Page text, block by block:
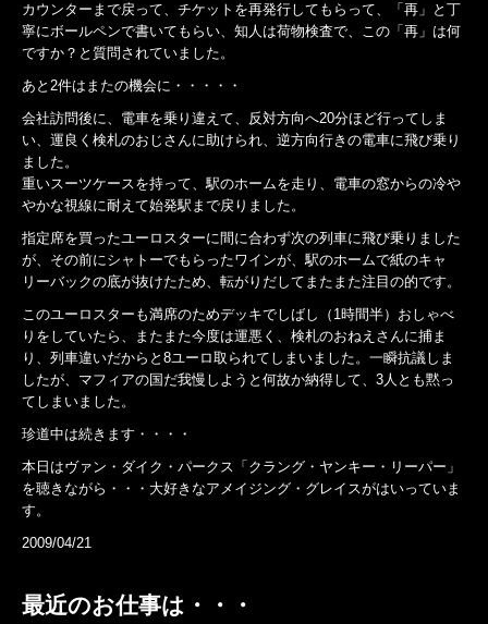
カウンターまで戻って、チケットを再発行してもらって、「再」と丁
寧にボールペンで書いてもらい、知人は荷物検査で、この「再」は何
ですか？と質問されていました。
あと2件はまたの機会に・・・・・
会社訪問後に、電車を乗り違えて、反対方向へ20分ほど行ってしま
い、運良く検札のおじさんに助けられ、逆方向行きの電車に飛び乗り
ました。
重いスーツケースを持って、駅のホームを走り、電車の窓からの冷や
やかな視線に耐えて始発駅まで戻りました。
指定席を買ったユーロスターに間に合わず次の列車に飛び乗りました
が、その前にシャトーでもらったワインが、駅のホームで紙のキャ
リーバックの底が抜けたため、転がりだしてまたまた注目の的です。
このユーロスターも満席のためデッキでしばし（1時間半）おしゃべ
りをしていたら、またまた今度は運悪く、検札のおねえさんに捕ま
り、列車違いだからと8ユーロ取られてしまいました。一瞬抗議しま
したが、マフィアの国だ我慢しようと何故か納得して、3人とも黙っ
てしまいました。
珍道中は続きます・・・・
本日はヴァン・ダイク・パークス「クラング・ヤンキー・リーパー」
を聴きながら・・・大好きなアメイジング・グレイスがはいっていま
す。
2009/04/21
最近のお仕事は・・・